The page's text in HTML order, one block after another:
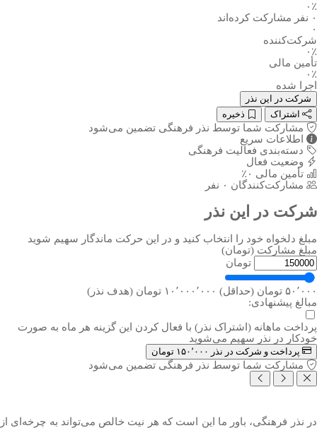
۰٪
۰ نفر مشارکت کرده‌اند
۰
شرکت‌کننده
۰٪
تأمین مالی
۰٪
اجرا شده
شرکت در این نذر
اشتراک
ذخیره
مشارکت شما توسط نذر فرهنگی تضمین می‌شود
اطلاعات سریع
دسته‌بندی فعالیت فرهنگی
وضعیت فعال
تأمین مالی ۰٪
مشارکت‌کنندگان ۰ نفر
شرکت در این نذر
مبلغ دلخواه خود را انتخاب کنید و در این حرکت ماندگار سهیم شوید
مبلغ مشارکت (تومان)
تومان
۵۰٬۰۰۰ تومان (حداقل)
۱۰٬۰۰۰٬۰۰۰ تومان (هدف نذر)
مبالغ پیشنهادی:
پرداخت ماهانه (اشتراک نذر) با فعال کردن این گزینه هر ماه به صورت
خودکار در نذر سهیم می‌شوید
پرداخت و شرکت در نذر ۱۵۰٬۰۰۰ تومان
مشارکت شما توسط نذر فرهنگی تضمین می‌شود
در نذر فرهنگی، باور ما این است که هر نیت خالص می‌تواند به چرخه‌ای از